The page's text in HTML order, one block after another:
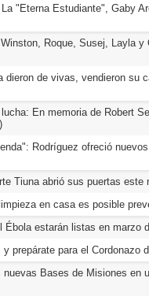
"Eterna Estudiante", Gaby
Roque, Susej, Layla
dieron de vivas, vendieron su
En memoria de Robert
Rodríguez ofreció
Tiuna abrió sus puertas este
en casa es posible
Ébola estarán listas en marzo
prepárate para el Cordonazo
nuevas Bases de Misiones en